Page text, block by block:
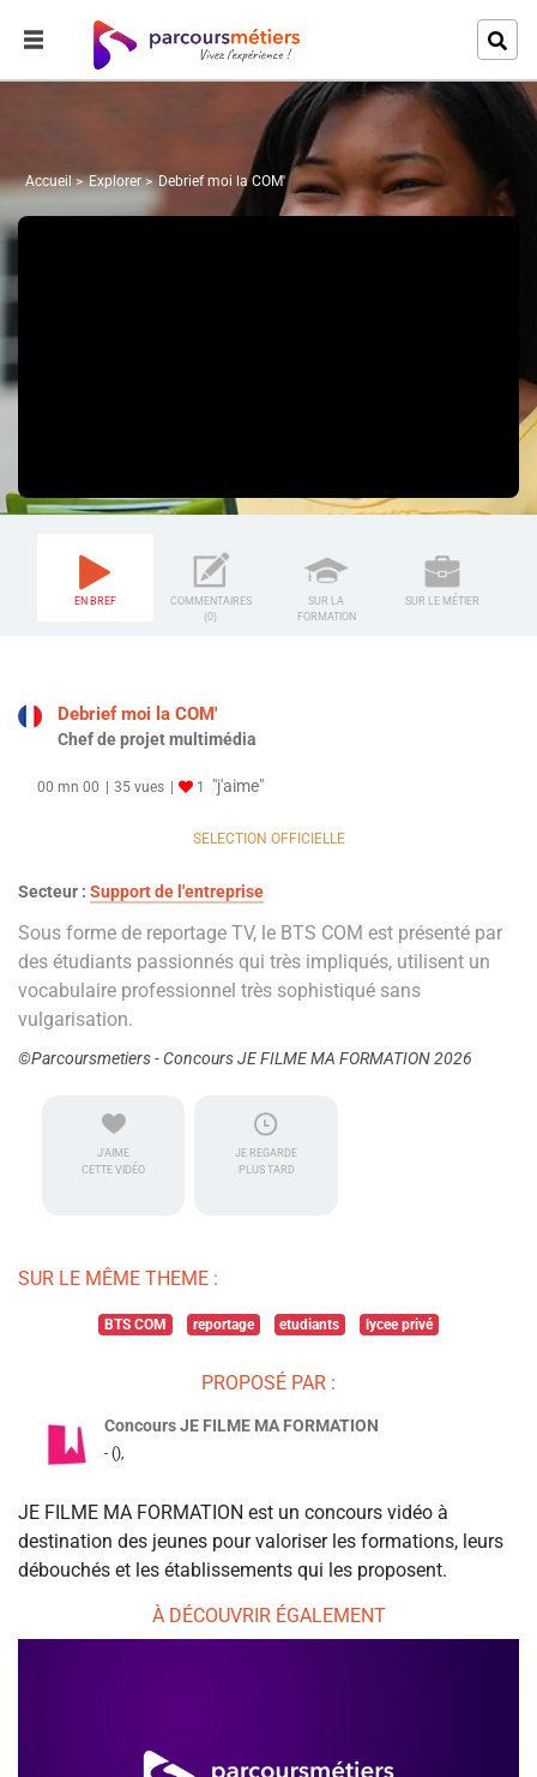
Accueil Explorer Debrief moi la COM'
EN BREF
COMMENTAIRES
(0)
SUR LA
FORMATION
SUR LE MÉTIER
Debrief moi la COM'
Chef de projet multimédia
00 mn 00 35 vues 1 "j'aime"
SELECTION OFFICIELLE
Secteur : Support de l'entreprise
Sous forme de reportage TV, le BTS COM est présenté par
des étudiants passionnés qui très impliqués, utilisent un
vocabulaire professionnel très sophistiqué sans
vulgarisation.
©Parcoursmetiers - Concours JE FILME MA FORMATION 2026
J'AIME
CETTE VIDÉO
JE REGARDE
PLUS TARD
SUR LE MÊME THEME :
BTS COM reportage etudiants lycee privé
PROPOSÉ PAR :
Concours JE FILME MA FORMATION
- (),
JE FILME MA FORMATION est un concours vidéo à
destination des jeunes pour valoriser les formations, leurs
débouchés et les établissements qui les proposent.
À DÉCOUVRIR ÉGALEMENT